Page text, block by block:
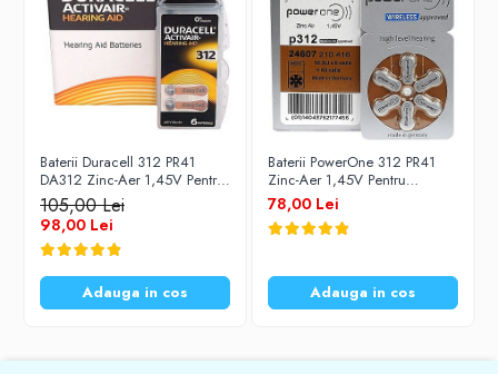
Baterii Duracell 312 PR41
DA312 Zinc-Aer 1,45V Pentru
Aparate Auditive Set 60
Baterii
105,00 Lei
98,00 Lei
Adauga in cos
Baterii PowerOne 312 PR41
Zinc-Aer 1,45V Pentru
Aparate Auditive Set 60
Baterii
78,00 Lei
Adauga in cos